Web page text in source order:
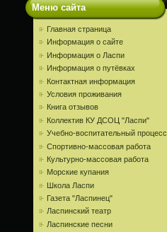
Меню сайта
Главная страница
Информация о сайте
Информация о Ласпи
Информация о путёвках
Контактная информация
Условия проживания
Книга отзывов
Коллектив КУ ДСОЦ "Ласпи"
Учебно-воспитательный процесс
Спортивно-массовая работа
Культурно-массовая работа
Морские купания
Школа Ласпи
Газета "Ласпинец"
Ласпинский театр
Ласпинские песни